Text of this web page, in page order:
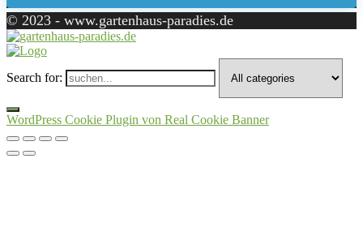
© 2023 - www.gartenhaus-paradies.de
Search for:
WordPress Cookie Plugin von Real Cookie Banner